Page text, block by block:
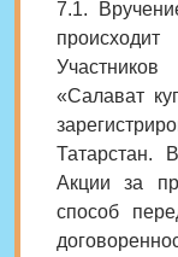
7.1.
«Салават
Татарстан.
Акции за
способ